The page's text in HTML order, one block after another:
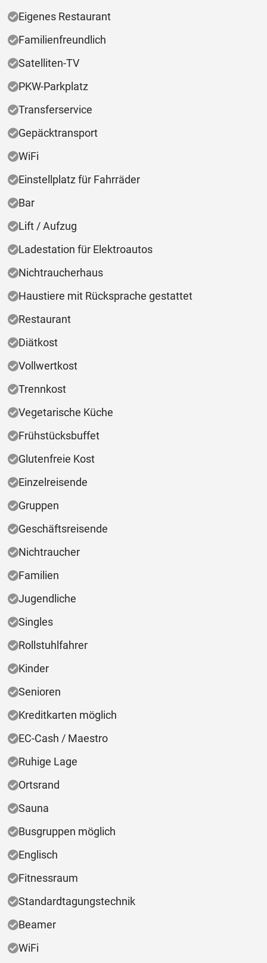
Eigenes Restaurant
Familienfreundlich
Satelliten-TV
PKW-Parkplatz
Transferservice
Gepäcktransport
WiFi
Einstellplatz für Fahrräder
Bar
Lift / Aufzug
Ladestation für Elektroautos
Nichtraucherhaus
Haustiere mit Rücksprache gestattet
Restaurant
Diätkost
Vollwertkost
Trennkost
Vegetarische Küche
Frühstücksbuffet
Glutenfreie Kost
Einzelreisende
Gruppen
Geschäftsreisende
Nichtraucher
Familien
Jugendliche
Singles
Rollstuhlfahrer
Kinder
Senioren
Kreditkarten möglich
EC-Cash / Maestro
Ruhige Lage
Ortsrand
Sauna
Busgruppen möglich
Englisch
Fitnessraum
Standardtagungstechnik
Beamer
WiFi